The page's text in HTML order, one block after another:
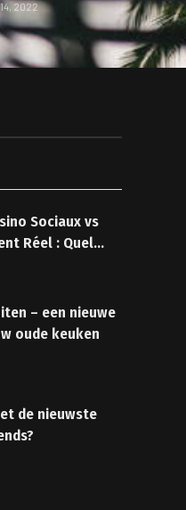
2022
Sociaux vs
Réel : Quel
?
– een nieuwe
oude keuken
de nieuwste